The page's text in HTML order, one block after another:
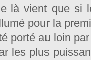
là vient que si
pour la
porté au loin
les plus